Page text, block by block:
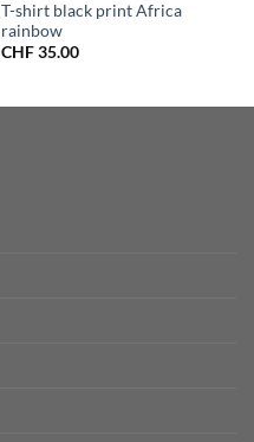
T-shirt black print Africa
rainbow
CHF35.00